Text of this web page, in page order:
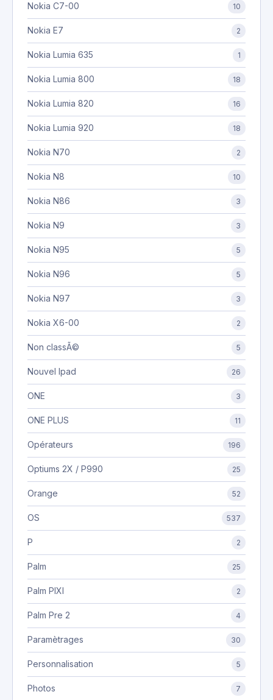
Nokia C7-00 10
Nokia E7 2
Nokia Lumia 635 1
Nokia Lumia 800 18
Nokia Lumia 820 16
Nokia Lumia 920 18
Nokia N70 2
Nokia N8 10
Nokia N86 3
Nokia N9 3
Nokia N95 5
Nokia N96 5
Nokia N97 3
Nokia X6-00 2
Non classÃ© 5
Nouvel Ipad 26
ONE 3
ONE PLUS 11
Opérateurs 196
Optiums 2X / P990 25
Orange 52
OS 537
P 2
Palm 25
Palm PIXI 2
Palm Pre 2 4
Paramètrages 30
Personnalisation 5
Photos 7